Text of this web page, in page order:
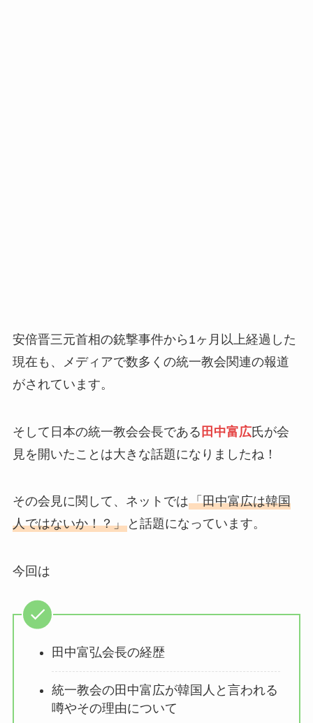
安倍晋三元首相の銃撃事件から1ヶ月以上経過した
現在も、メディアで数多くの統一教会関連の報道
がされています。
そして日本の統一教会会長である 田中富広氏が会
見を開いたことは大きな話題になりましたね！
その会見に関して、ネットでは「田中富広は韓国
人ではないか！？」と話題になっています。
今回は
田中富弘会長の経歴
統一教会の田中富広が韓国人と言われる
噂やその理由について